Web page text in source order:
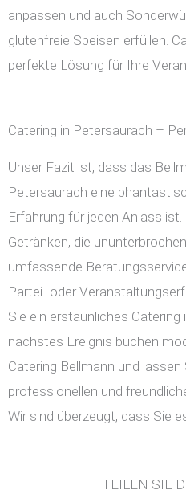
anpassen und auch
glutenfreie Speisen erfüllen.
perfekte Lösung für Ihre
Catering in Petersaurach –
Unser Fazit ist, dass das
Petersaurach eine
Erfahrung für jeden Anlass
Getränken, die
umfassende
Partei- oder
Sie ein erstaunliches
nächstes Ereignis buchen
Catering Bellmann und
professionellen und
Wir sind überzeugt, dass Sie
TEILEN SIE